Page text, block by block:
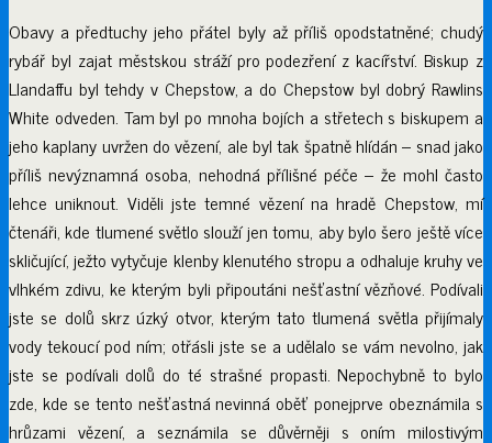
Obavy a předtuchy jeho přátel byly až příliš opodstatněné; chudý
rybář byl zajat městskou stráží pro podezření z kacířství. Biskup z
Llandaffu byl tehdy v Chepstow, a do Chepstow byl dobrý Rawlins
White odveden. Tam byl po mnoha bojích a střetech s biskupem a
jeho kaplany uvržen do vězení, ale byl tak špatně hlídán – snad jako
příliš nevýznamná osoba, nehodná přílišné péče – že mohl často
lehce uniknout. Viděli jste temné vězení na hradě Chepstow, mí
čtenáři, kde tlumené světlo slouží jen tomu, aby bylo šero ještě více
skličující, ježto vytyčuje klenby klenutého stropu a odhaluje kruhy ve
vlhkém zdivu, ke kterým byli připoutáni nešťastní vězňové. Podívali
jste se dolů skrz úzký otvor, kterým tato tlumená světla přijímaly
vody tekoucí pod ním; otřásli jste se a udělalo se vám nevolno, jak
jste se podívali dolů do té strašné propasti. Nepochybně to bylo
zde, kde se tento nešťastná nevinná oběť ponejprve obeznámila s
hrůzami vězení, a seznámila se důvěrněji s oním milostivým